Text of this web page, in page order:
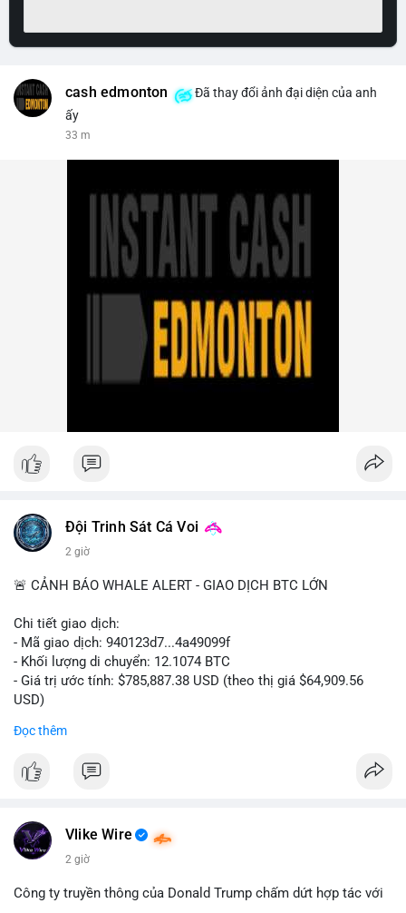
cash edmonton
Đã thay đổi ảnh đại diện của anh
ấy
33 m
Đội Trinh Sát Cá Voi
2 giờ
🚨 CẢNH BÁO WHALE ALERT - GIAO DỊCH BTC LỚN
Chi tiết giao dịch:
- Mã giao dịch: 940123d7...4a49099f
- Khối lượng di chuyển: 12.1074 BTC
- Giá trị ước tính: $785,887.38 USD (theo thị giá $64,909.56
USD)
Khối lượng 12.1 BTC tương đương gần 786 nghìn USD được di
Động thái này có thể là bước chuẩn bị thanh khoản để bán ra,
hoặc tái phân bổ tài sản giữa các ví nóng nhằm tối ưu phí giao
thấy cá voi đang thăm dò thanh khoản thị trường trước khi có
Đọc thêm
Vlike Wire
2 giờ
Công ty truyền thông của Donald Trump chấm dứt hợp tác với